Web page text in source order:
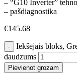
– “G10 Inverter”
– pašdiagnostika
€145.68
Iekšējais bloks,
daudzums
Pievienot grozam